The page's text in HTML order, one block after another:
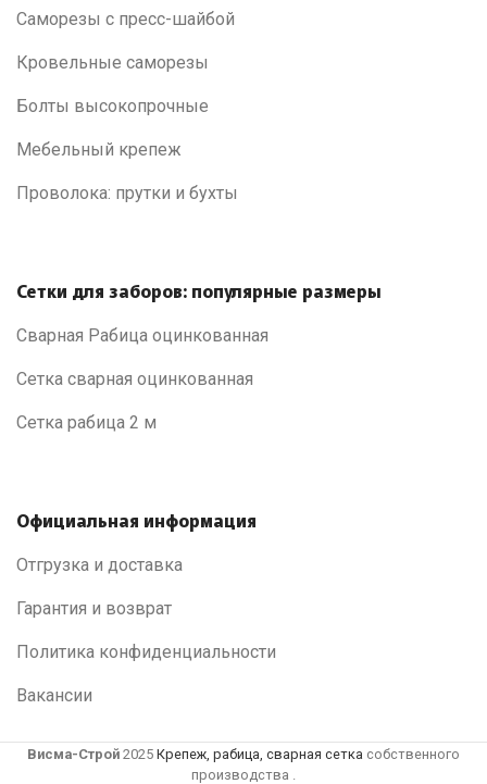
Саморезы с пресс-шайбой
Кровельные саморезы
Болты высокопрочные
Мебельный крепеж
Проволока: прутки и бухты
Сетки для заборов: популярные размеры
Сварная Рабица оцинкованная
Сетка сварная оцинкованная
Сетка рабица 2 м
Официальная информация
Отгрузка и доставка
Гарантия и возврат
Политика конфиденциальности
Вакансии
Висма-Строй 2025 Крепеж, рабица, сварная сетка собственного
производства .